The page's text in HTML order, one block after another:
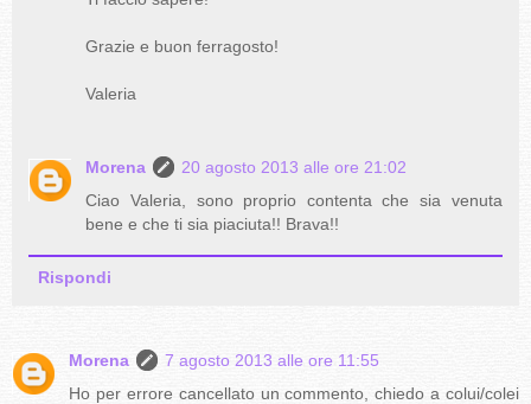
Grazie e buon ferragosto!
Valeria
Morena
20 agosto 2013 alle ore 21:02
Ciao Valeria, sono proprio contenta che sia venuta
bene e che ti sia piaciuta!! Brava!!
Rispondi
Morena
7 agosto 2013 alle ore 11:55
Ho per errore cancellato un commento, chiedo a colui/colei